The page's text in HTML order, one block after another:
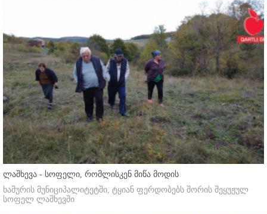
ლაშხევა - სოფელი, რომლისკენ მიწა მოდის
ხაშურის მუნიციპალიტეტში, ტყიან ფერდობებს შორის შეყუჟულ
სოფელ ლაშხევში